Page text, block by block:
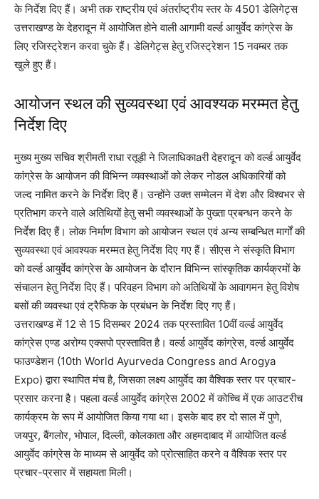
के निर्देश दिए हैं। अभी तक राष्ट्रीय एवं अंतर्राष्ट्रीय स्तर के 4501 डेलिगेट्स
उत्तराखण्ड के देहरादून में आयोजित होने वाली आगामी वर्ल्ड आयुर्वेद कांग्रेस के
लिए रजिस्ट्रेशन करवा चुके हैं। डेलिगेट्स हेतु रजिस्ट्रेशन 15 नवम्बर तक
खुले हुए हैं।
आयोजन स्थल की सुव्यवस्था एवं आवश्यक मरम्मत हेतु
निर्देश दिए
मुख्य मुख्य सचिव श्रीमती राधा रतूड़ी ने जिलाधिकाaरी देहरादून को वर्ल्ड आयुर्वेद
कांग्रेस के आयोजन की विभिन्न व्यवस्थाओं को लेकर नोडल अधिकारियों को
जल्द नामित करने के निर्देश दिए हैं। उन्होंने उक्त सम्मेलन में देश और विश्वभर से
प्रतिभाग करने वाले अतिथियों हेतु सभी व्यवस्थाओं के पुख्ता प्रबन्धन करने के
निर्देश दिए हैं। लोक निर्माण विभाग को आयोजन स्थल एवं अन्य सम्बन्धित मार्गों की
सुव्यवस्था एवं आवश्यक मरम्मत हेतु निर्देश दिए गए हैं। सीएस ने संस्कृति विभाग
को वर्ल्ड आयुर्वेद कांग्रेस के आयोजन के दौरान विभिन्न सांस्कृतिक कार्यक्रमों के
संचालन हेतु निर्देश दिए हैं। परिवहन विभाग को अतिथियों के आवागमन हेतु विशेष
बसों की व्यवस्था एवं ट्रैफिक के प्रबंधन के निर्देश दिए गए हैं।
उत्तराखण्ड में 12 से 15 दिसम्बर 2024 तक प्रस्तावित 10वीं वर्ल्ड आयुर्वेद
कांग्रेस एण्ड अरोग्य एक्सपो प्रस्तावित है। वर्ल्ड आयुर्वेद कांग्रेस, वर्ल्ड आयुर्वेद
फाउण्डेशन (10th World Ayurveda Congress and Arogya
Expo) द्वारा स्थापित मंच है, जिसका लक्ष्य आयुर्वेद का वैश्विक स्तर पर प्रचार-
प्रसार करना है। पहला वर्ल्ड आयुर्वेद कांग्रेस 2002 में कोच्चि में एक आउटरीच
कार्यक्रम के रूप में आयोजित किया गया था। इसके बाद हर दो साल में पुणे,
जयपुर, बैंगलोर, भोपाल, दिल्ली, कोलकाता और अहमदाबाद में आयोजित वर्ल्ड
आयुर्वेद कांग्रेस के माध्यम से आयुर्वेद को प्रोत्साहित करने व वैश्विक स्तर पर
प्रचार-प्रसार में सहायता मिली।